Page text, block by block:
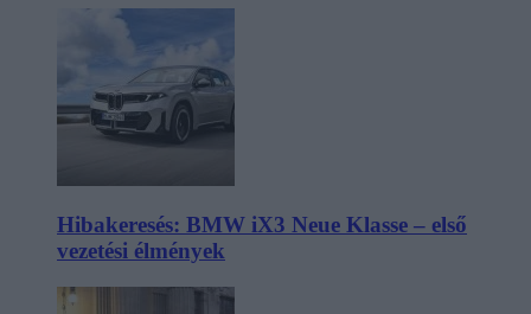
Hibakeresés: BMW iX3 Neue Klasse – első
vezetési élmények